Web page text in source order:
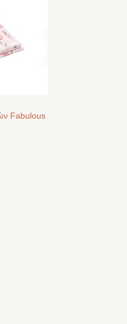
Fabulous